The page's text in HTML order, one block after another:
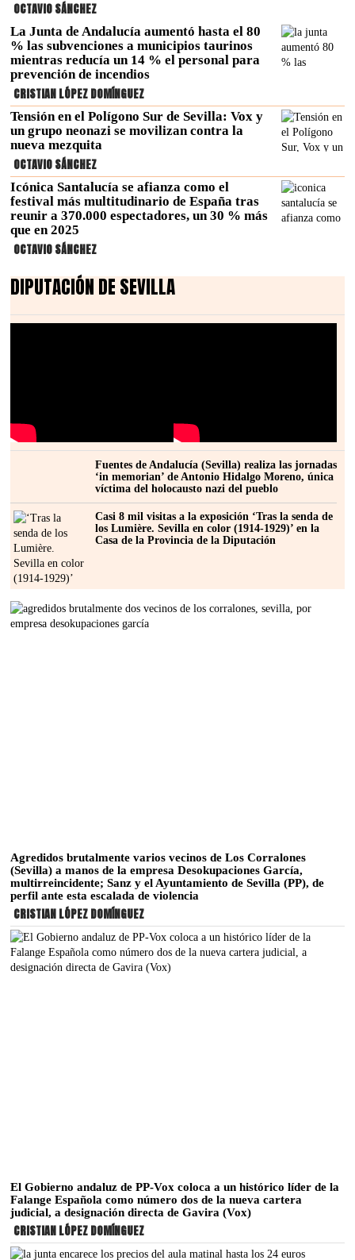
OCTAVIO SÁNCHEZ
La Junta de Andalucía aumentó hasta el 80
% las subvenciones a municipios taurinos
mientras reducía un 14 % el personal para
prevención de incendios
CRISTIAN LÓPEZ DOMÍNGUEZ
Tensión en el Polígono Sur de Sevilla: Vox y
un grupo neonazi se movilizan contra la
nueva mezquita
OCTAVIO SÁNCHEZ
Icónica Santalucía se afianza como el
festival más multitudinario de España tras
reunir a 370.000 espectadores, un 30 % más
que en 2025
OCTAVIO SÁNCHEZ
DIPUTACIÓN DE SEVILLA
Fuentes de Andalucía (Sevilla) realiza las jornadas
‘in memorian’ de Antonio Hidalgo Moreno, única
víctima del holocausto nazi del pueblo
Casi 8 mil visitas a la exposición ‘Tras la senda de
los Lumière. Sevilla en color (1914-1929)’ en la
Casa de la Provincia de la Diputación
Agredidos brutalmente varios vecinos de Los Corralones
(Sevilla) a manos de la empresa Desokupaciones García,
multirreincidente; Sanz y el Ayuntamiento de Sevilla (PP), de
perfil ante esta escalada de violencia
CRISTIAN LÓPEZ DOMÍNGUEZ
El Gobierno andaluz de PP-Vox coloca a un histórico líder de la
Falange Española como número dos de la nueva cartera
judicial, a designación directa de Gavira (Vox)
CRISTIAN LÓPEZ DOMÍNGUEZ